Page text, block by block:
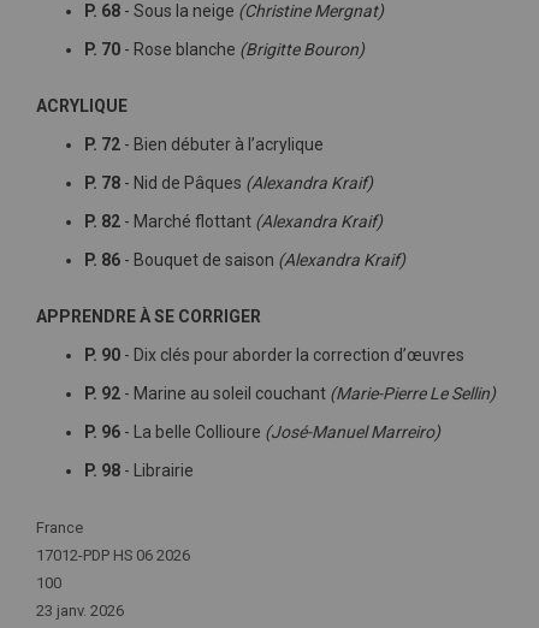
P. 68 - Sous la neige (Christine Mergnat)
P. 70 - Rose blanche (Brigitte Bouron)
ACRYLIQUE
P. 72 - Bien débuter à l’acrylique
P. 78 - Nid de Pâques (Alexandra Kraif)
P. 82 - Marché flottant (Alexandra Kraif)
P. 86 - Bouquet de saison (Alexandra Kraif)
APPRENDRE À SE CORRIGER
P. 90 - Dix clés pour aborder la correction d’œuvres
P. 92 - Marine au soleil couchant (Marie-Pierre Le Sellin)
P. 96 - La belle Collioure (José-Manuel Marreiro)
P. 98 - Librairie
Plus
d'infos
France
17012-PDP HS 06 2026
100
23 janv. 2026